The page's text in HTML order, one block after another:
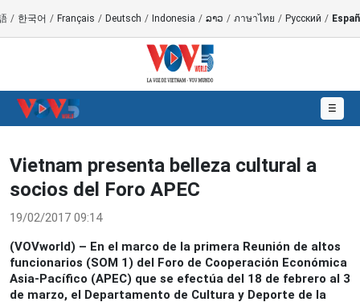
/ 한국어 / Français / Deutsch / Indonesia / ລາວ / ภาษาไทย / Русский /
☰
Vietnam presenta belleza cultural a
socios del Foro APEC
19/02/2017 09:14
(VOVworld) – En el marco de la primera Reunión de altos
funcionarios (SOM 1) del Foro de Cooperación Económica
Asia-Pacífico (APEC) que se efectúa del 18 de febrero al 3
de marzo, el Departamento de Cultura y Deporte de la